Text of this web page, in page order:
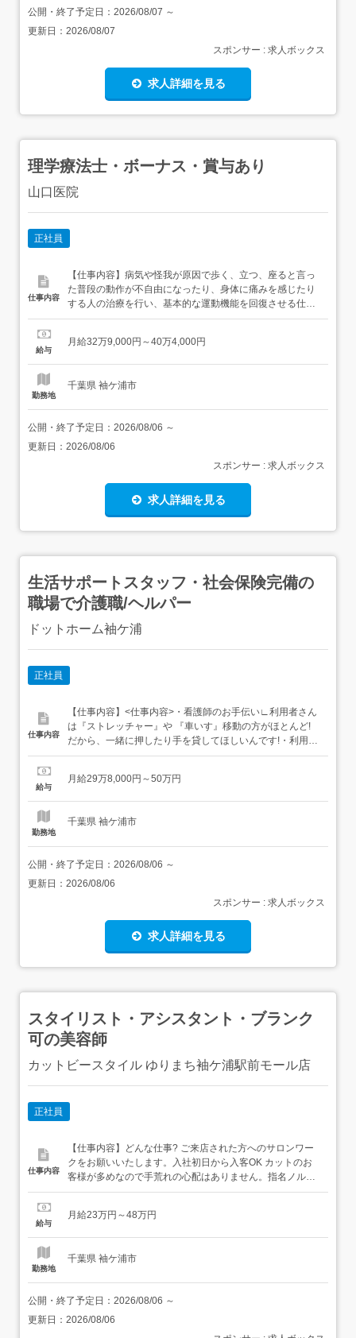
公開・終了予定日： 2026/08/07 ～
更新日： 2026/08/07
スポンサー : 求人ボックス
求人詳細を見る
理学療法士・ボーナス・賞与あり
山口医院
正社員
仕事内容
【仕事内容】病気や怪我が原因で歩く、立つ、座ると言っ
た普段の動作が不自由になったり、身体に痛みを感じたり
する人の治療を行い、基本的な運動機能を回復させる仕事
になります。・外来患者様へのリハビリテーションの提
指導・自主トレーニング指導・リハビリ計画の策定、実
給与
月給32万9,000円～40万4,000円
勤務地
千葉県 袖ケ浦市
公開・終了予定日： 2026/08/06 ～
更新日： 2026/08/06
スポンサー : 求人ボックス
求人詳細を見る
生活サポートスタッフ・社会保険完備の
職場で介護職/ヘルパー
ドットホーム袖ケ浦
正社員
仕事内容
【仕事内容】<仕事内容>・看護師のお手伝い∟利用者さん
は『ストレッチャー』や 『車いす』移動の方がほとんど!
だから、一緒に押したり手を貸してほしいんです!・利用者
さんの身の回りのサポート∟利用者さんにも気持ちよく 自
整備をお願いします!・お風呂や洗髪・オムツ交換∟ストレ
給与
月給29万8,000円～50万円
勤務地
千葉県 袖ケ浦市
公開・終了予定日： 2026/08/06 ～
更新日： 2026/08/06
スポンサー : 求人ボックス
求人詳細を見る
スタイリスト・アシスタント・ブランク
可の美容師
カットビースタイル ゆりまち袖ケ浦駅前モール店
正社員
仕事内容
【仕事内容】どんな仕事? ご来店された方へのサロンワー
クをお願いいたします。入社初日から入客OK カットのお
客様が多めなので手荒れの心配はありません。指名ノルマ
はなく、フリーのお客様が8割以上!カットビースタイル
開。買い物ついでに本格的なカットサービスを受けられる
給与
月給23万円～48万円
勤務地
千葉県 袖ケ浦市
公開・終了予定日： 2026/08/06 ～
更新日： 2026/08/06